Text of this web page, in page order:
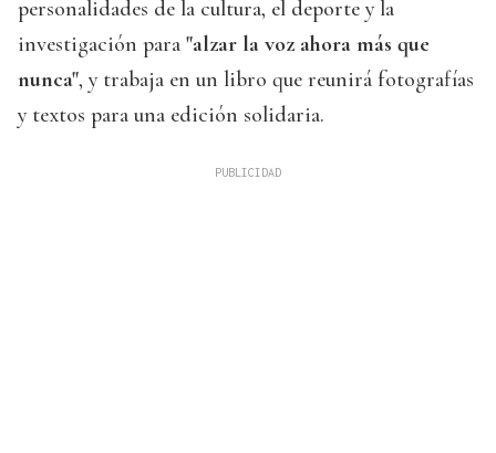
personalidades de la cultura, el deporte y la
investigación para "alzar la voz ahora más que
nunca", y trabaja en un libro que reunirá fotografías
y textos para una edición solidaria.